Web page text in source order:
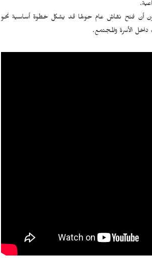
أن فتح نقاش عام حولها قد يشكل خطوة أساسية نحو
الأسرة والمجتمع.